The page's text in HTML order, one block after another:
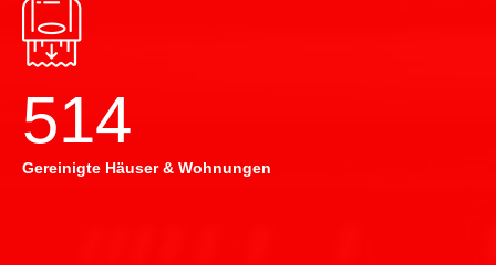
514
Gereinigte Häuser & Wohnungen